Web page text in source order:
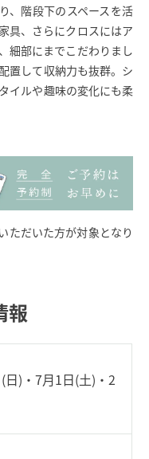
、階段下のスペースを活
具、さらにクロスにはア
細部にまでこだわりまし
置して収納力も抜群。シ
イルや趣味の変化にも柔
ただいた方が対象となり
報
)・7月1日(土)・2